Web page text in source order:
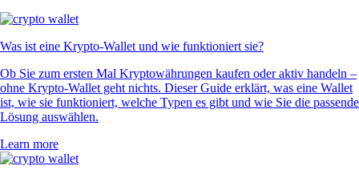
Was ist eine Krypto-Wallet und wie funktioniert sie?
Ob Sie zum ersten Mal Kryptowährungen kaufen oder aktiv handeln –
ohne Krypto-Wallet geht nichts. Dieser Guide erklärt, was eine Wallet
ist, wie sie funktioniert, welche Typen es gibt und wie Sie die passende
Lösung auswählen.
Learn more